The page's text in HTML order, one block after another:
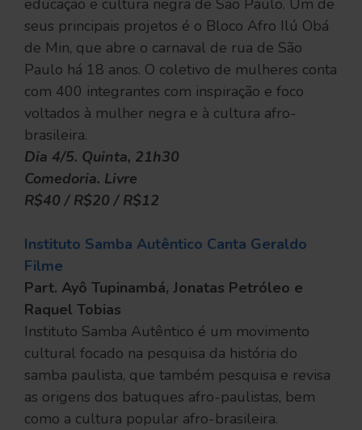
educação e cultura negra de São Paulo. Um de
seus principais projetos é o Bloco Afro Ilú Obá
de Min, que abre o carnaval de rua de São
Paulo há 18 anos. O coletivo de mulheres conta
com 400 integrantes com inspiração e foco
voltados à mulher negra e à cultura afro-
brasileira.
Dia 4/5. Quinta, 21h30
Comedoria. Livre
R$40 / R$20 / R$12
Instituto Samba Autêntico Canta Geraldo
Filme
Part. Ayô Tupinambá, Jonatas Petróleo e
Raquel Tobias
Instituto Samba Autêntico é um movimento
cultural focado na pesquisa da história do
samba paulista, que também pesquisa e revisa
as origens dos batuques afro-paulistas, bem
como a cultura popular afro-brasileira.